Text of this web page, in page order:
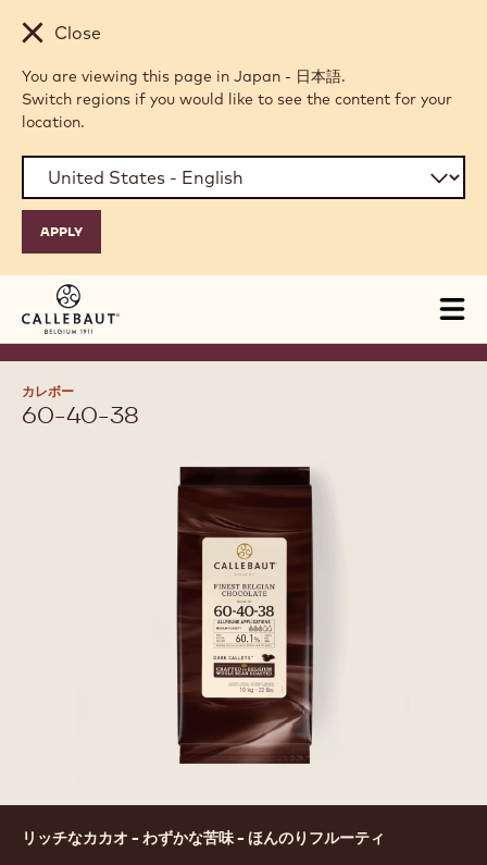
Skip to main content
Close
You are viewing this page in Japan - 日本語.
Switch regions if you would like to see the content for your
location.
カレボー
60-40-38
Product
リッチなカカオ - わずかな苦味 - ほんのりフルーティ